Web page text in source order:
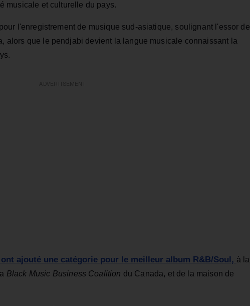
musicale et culturelle du pays.
l'enregistrement de musique sud-asiatique, soulignant l'essor de
alors que le pendjabi devient la langue musicale connaissant la
ajouté une catégorie pour le meilleur album R&B/Soul, à la
Black Music Business Coalition du Canada, et de la maison de